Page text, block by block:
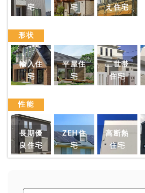
江戸川区
M様4人家族
『満足のいく結果』で良かった
宅
宅
え住宅
形状
輸入住
宅
平屋住
宅
二世帯
住宅
性能
長期優
良住宅
ZEH住
宅
高断熱
住宅